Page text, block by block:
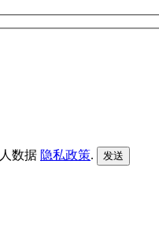
数据 隐私政策.